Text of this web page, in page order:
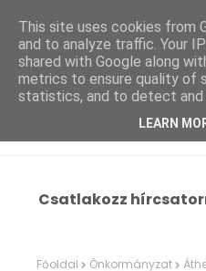
Csatlakozz
Főoldal Önkormányzat
This site uses cookies from
and to analyze traffic. Your
shared with Google along
metrics to ensure quality of
statistics, and to detect and
LEARN